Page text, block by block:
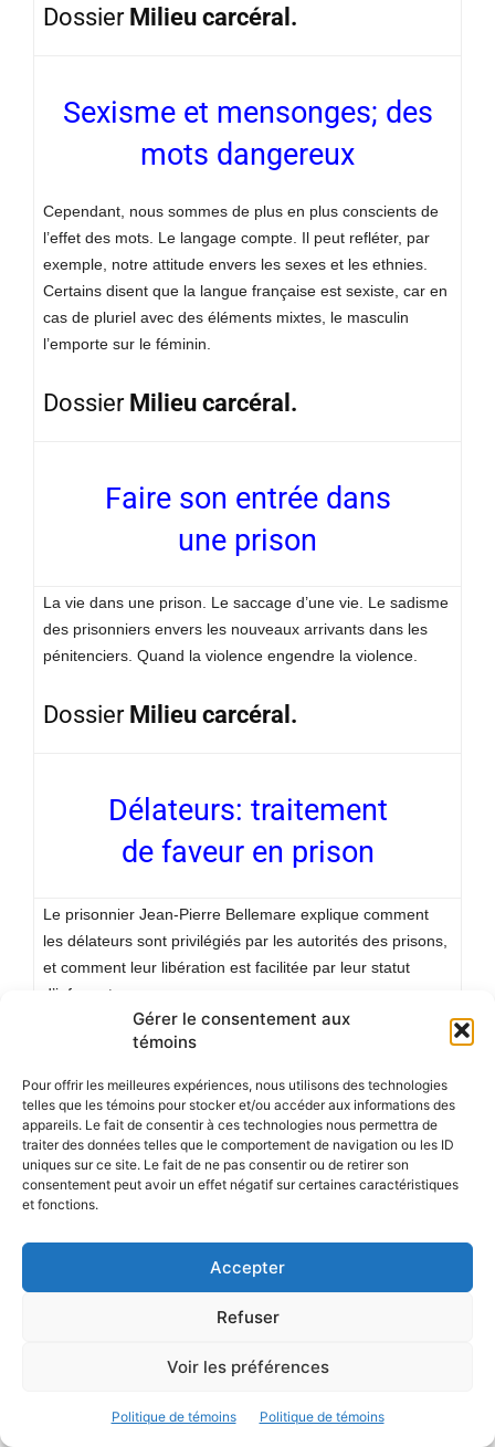
Gérer le consentement aux
témoins
Pour offrir les meilleures expériences, nous utilisons des technologies
telles que les témoins pour stocker et/ou accéder aux informations des
appareils. Le fait de consentir à ces technologies nous permettra de
traiter des données telles que le comportement de navigation ou les ID
uniques sur ce site. Le fait de ne pas consentir ou de retirer son
consentement peut avoir un effet négatif sur certaines caractéristiques
et fonctions.
Accepter
Refuser
Voir les préférences
Politique de témoins Politique de témoins
DossierMilieu carcéral.
Sexisme et mensonges; des
mots dangereux
Cependant, nous sommes de plus en plus conscients de
l’effet des mots. Le langage compte. Il peut refléter, par
exemple, notre attitude envers les sexes et les ethnies.
Certains disent que la langue française est sexiste, car en
cas de pluriel avec des éléments mixtes, le masculin
l’emporte sur le féminin.
DossierMilieu carcéral.
Faire son entrée dans
une prison
La vie dans une prison. Le saccage d’une vie. Le sadisme
des prisonniers envers les nouveaux arrivants dans les
pénitenciers. Quand la violence engendre la violence.
Dossier Milieu carcéral.
Délateurs: traitement
de faveur en prison
Le prisonnier Jean-Pierre Bellemare explique comment
les délateurs sont privilégiés par les autorités des prisons,
et comment leur libération est facilitée par leur statut
d’informateur.
Milieu carcéral.
Vie carcérale: pas banale
Le prisonnier Jean-Pierre Bellemare nous parle de la
lorsqu’il est question de criminalité. Il parle aussi de la vie
en prison: comment se sent-on lorsqu’on fréquente
continuellement des criminels? Qu’en est-il du fait d’être